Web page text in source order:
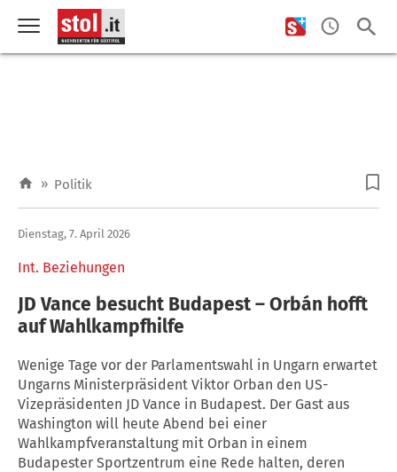
» Politik
Int. Beziehungen
Dienstag, 7. April 2026
JD Vance besucht Budapest – Orbán hofft
auf Wahlkampfhilfe
Wenige Tage vor der Parlamentswahl in Ungarn erwartet
Ungarns Ministerpräsident Viktor Orban den US-
Vizepräsidenten JD Vance in Budapest. Der Gast aus
Washington will heute Abend bei einer
Wahlkampfveranstaltung mit Orban in einem
Budapester Sportzentrum eine Rede halten, deren